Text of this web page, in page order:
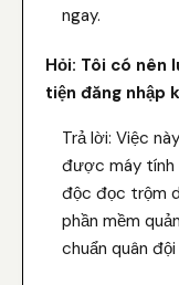
ngay.
Hỏi: Tôi có nên
tiện đăng nhập
Trả lời: Việc
được máy tính
độc đọc trộm
phần mềm
chuẩn quân